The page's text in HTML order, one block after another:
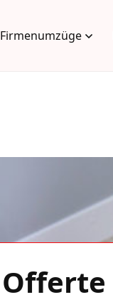
Firmenumzüge
Offerte